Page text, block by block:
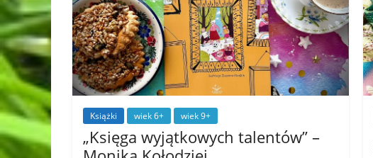
Książki wiek 6+ wiek 9+
„Księga wyjątkowych talentów” –